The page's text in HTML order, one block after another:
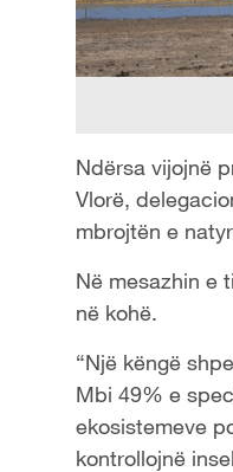
Ndërsa vijojnë
Vlorë,
mbrojtën e
Në mesazhin e
në kohë.
“Një këngë
Mbi 49% e
ekosistemeve
kontrollojnë